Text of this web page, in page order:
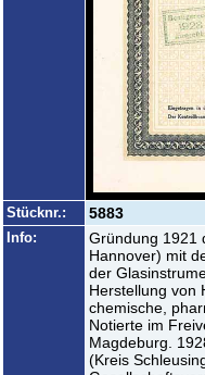
Stücknr.: 5883
Info:
Gründung 1921
Hannover) mit
der
Herstellung von
chemische,
Notierte im
Magdeburg.
(Kreis